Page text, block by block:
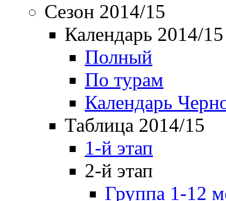
Сезон 2014/15
Календарь 2014/15
Полный
По турам
Календарь
Таблица 2014/15
1-й этап
2-й этап
Группа 1-12